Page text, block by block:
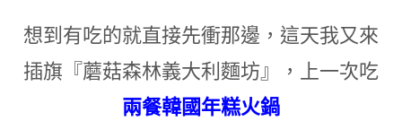
想到有吃的就直接先衝那邊 ， 這天我又來
插旗『蘑菇森林義大利麵坊』
，上一次吃
兩餐韓國年糕火鍋